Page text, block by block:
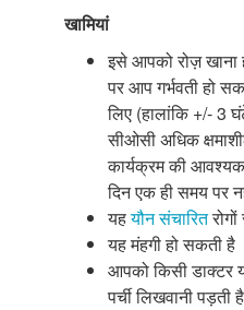
खामियां
इसे आपको रोज़ खाना
पर आप गर्भवती हो
लिए (हालांकि +/- 3
सीओसी अधिक
कार्यक्रम की
दिन एक ही समय पर
यहयौन संचारित
यह मंहगी हो सकती है
आपको किसी डाक्टर
पर्ची लिखवानी पड़ती है